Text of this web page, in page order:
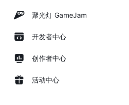
聚光灯 GameJam
开发者中心
创作者中心
活动中心